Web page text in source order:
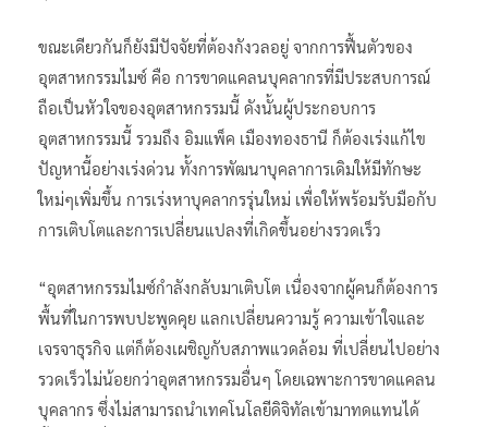
ขณะเดียวกันก็ยังมีปัจจัยที่ต้องกังวลอยู่ จากการฟื้นตัวของ
อุตสาหกรรมไมซ์ คือ การขาดแคลนบุคลากรที่มีประสบการณ์
ถือเป็นหัวใจของอุตสาหกรรมนี้ ดังนั้นผู้ประกอบการ
อุตสาหกรรมนี้ รวมถึง อิมแพ็ค เมืองทองธานี ก็ต้องเร่งแก้ไข
ปัญหานี้อย่างเร่งด่วน ทั้งการพัฒนาบุคลาการเดิมให้มีทักษะ
ใหม่ๆเพิ่มขึ้น การเร่งหาบุคลากรรุ่นใหม่ เพื่อให้พร้อมรับมือกับ
การเติบโตและการเปลี่ยนแปลงที่เกิดขึ้นอย่างรวดเร็ว
“อุตสาหกรรมไมซ์กำลังกลับมาเติบโต เนื่องจากผู้คนก็ต้องการ
พื้นที่ในการพบปะพูดคุย แลกเปลี่ยนความรู้ ความเข้าใจและ
เจรจาธุรกิจ แต่ก็ต้องเผชิญกับสภาพแวดล้อม ที่เปลี่ยนไปอย่าง
รวดเร็วไม่น้อยกว่าอุตสาหกรรมอื่นๆ โดยเฉพาะการขาดแคลน
บุคลากร ซึ่งไม่สามารถนำเทคโนโลยีดิจิทัลเข้ามาทดแทนได้